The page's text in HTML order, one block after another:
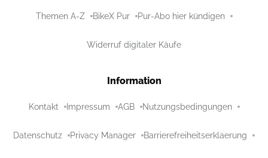
Themen A-Z BikeX Pur Pur-Abo hier kündigen
Widerruf digitaler Käufe
Information
Kontakt Impressum AGB Nutzungsbedingungen
Datenschutz Privacy Manager Barrierefreiheitserklaerung